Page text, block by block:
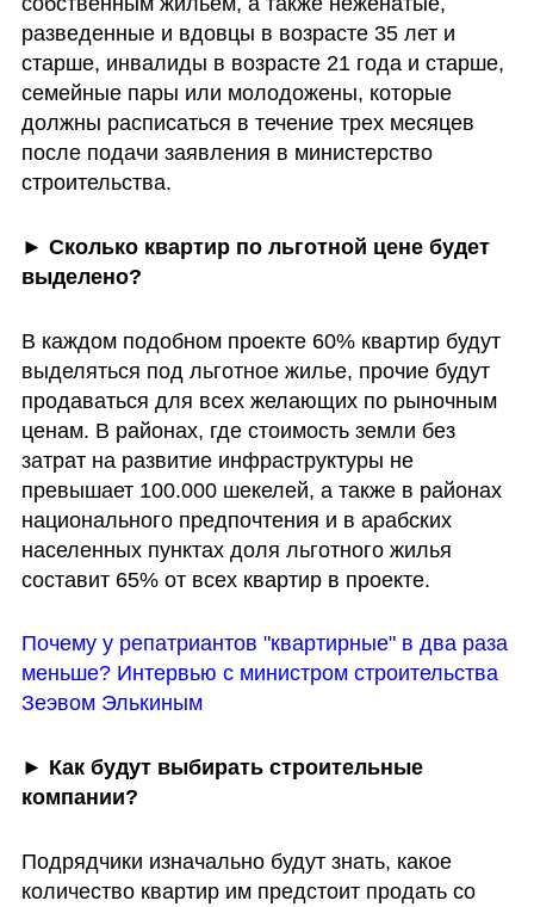
разведенные и вдовцы в возрасте 35 лет и
старше, инвалиды в возрасте 21 года и старше,
семейные пары или молодожены, которые
должны расписаться в течение трех месяцев
после подачи заявления в министерство
строительства.
► Сколько квартир по льготной цене будет
выделено?
В каждом подобном проекте 60% квартир будут
выделяться под льготное жилье, прочие будут
продаваться для всех желающих по рыночным
ценам. В районах, где стоимость земли без
затрат на развитие инфраструктуры не
превышает 100.000 шекелей, а также в районах
национального предпочтения и в арабских
населенных пунктах доля льготного жилья
составит 65% от всех квартир в проекте.
Почему у репатриантов "квартирные" в два раза
меньше? Интервью с министром строительства
Зеэвом Элькиным
► Как будут выбирать строительные
компании?
Подрядчики изначально будут знать, какое
количество квартир им предстоит продать со